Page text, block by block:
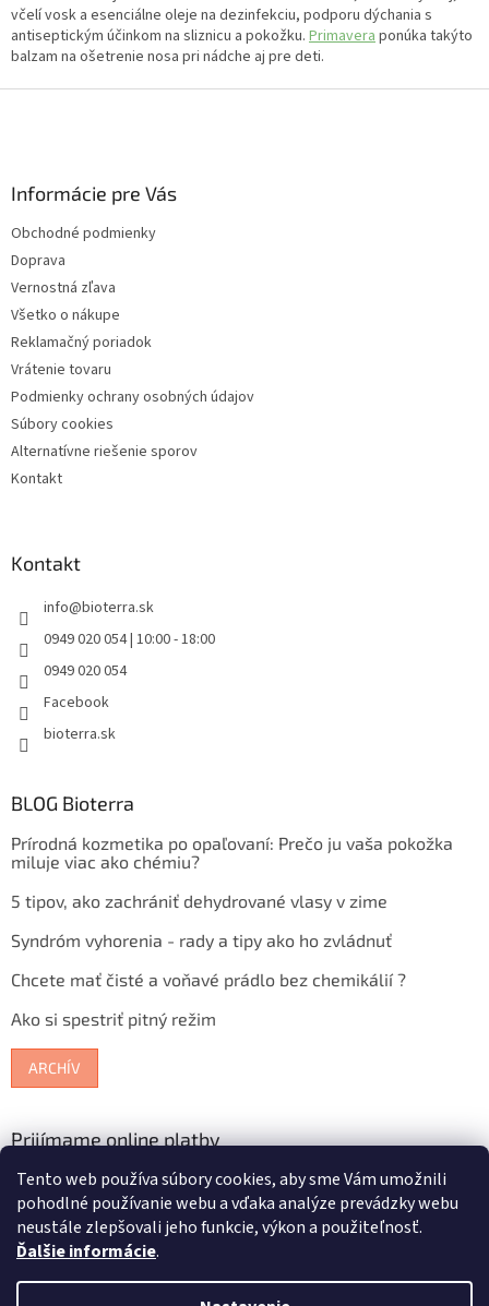
Tento web používa súbory cookies, aby sme Vám umožnili
pohodlné používanie webu a vďaka analýze prevádzky webu
neustále zlepšovali jeho funkcie, výkon a použiteľnosť.
Ďalšie informácie.
včelí vosk a esenciálne oleje na dezinfekciu, podporu dýchania s
antiseptickým účinkom na sliznicu a pokožku. Primavera ponúka takýto
balzam na ošetrenie nosa pri nádche aj pre deti.
Informácie pre Vás
Obchodné podmienky
Doprava
Vernostná zľava
Všetko o nákupe
Reklamačný poriadok
Vrátenie tovaru
Podmienky ochrany osobných údajov
Súbory cookies
Alternatívne riešenie sporov
Kontakt
Kontakt
info@bioterra.sk
0949 020 054 | 10:00 - 18:00
0949 020 054
Facebook
bioterra.sk
BLOG Bioterra
Prírodná kozmetika po opaľovaní: Prečo ju vaša pokožka
miluje viac ako chémiu?
5 tipov, ako zachrániť dehydrované vlasy v zime
Syndróm vyhorenia - rady a tipy ako ho zvládnuť
Chcete mať čisté a voňavé prádlo bez chemikálií ?
Ako si spestriť pitný režim
ARCHÍV
Prijímame online platby